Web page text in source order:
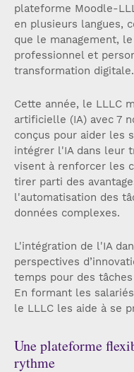
plateforme Moodle-
en plusieurs langues,
que le management,
professionnel et
transformation digitale.
Cette année, le LLLC
artificielle (IA) avec 7
conçus pour aider les
intégrer l'IA dans leur
visent à renforcer les
tirer parti des
l'automatisation des
données complexes.
L'intégration de l'IA
perspectives
temps pour des
En formant les
le LLLC les aide à se
Une plateforme
rythme